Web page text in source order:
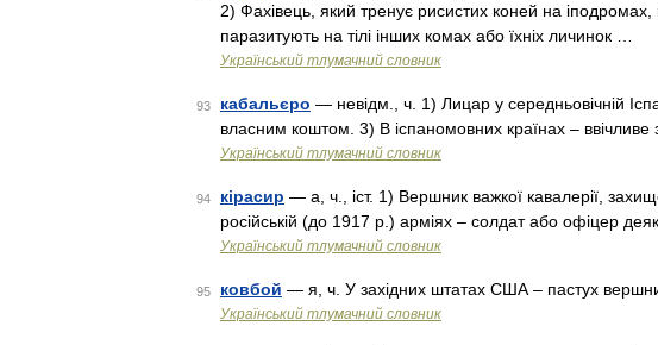
2) Фахівець, який тренує рисистих коней на
паразитують на тілі інших комах або їхніх личинок …
Український тлумачний словник
93 кабальєро — невідм., ч. 1) Лицар у середньовічній
власним коштом. 3) В іспаномовних країнах – ввічливе
Український тлумачний словник
94 кірасир — а, ч., іст. 1) Вершник важкої кавалерії,
російській (до 1917 р.) арміях – солдат або офіцер
Український тлумачний словник
95 ковбой — я, ч. У західних штатах США – пастух
Український тлумачний словник